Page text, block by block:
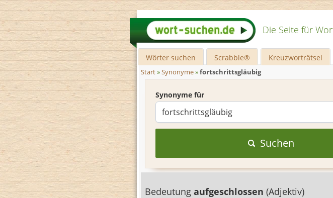
Die Seite für
Wörter suchen Scrabble® Kreuzworträtsel
Start»Synonyme»fortschrittsgläubig
Synonyme für
Suchen
Bedeutung aufgeschlossen (Adjektiv)